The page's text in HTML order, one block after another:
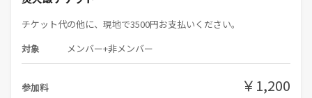
スが比較的良いと思います。
チケット代の他に、現地で3500円お支払いください。
対象 メンバー+非メンバー
参加料 ￥1,200